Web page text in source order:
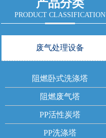
产品分类
PRODUCT CLASSIFICATION
废气处理设备
阻燃卧式洗涤塔
阻燃废气塔
PP活性炭塔
PP洗涤塔